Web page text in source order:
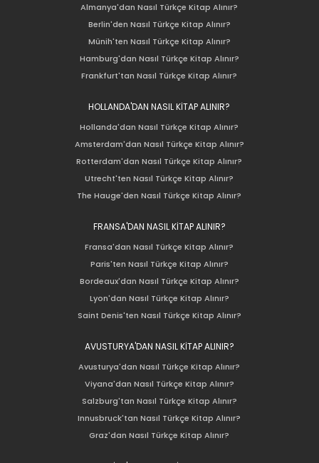
Almanya'dan Nasıl Türkçe Kitap Alınır?
Berlin'den Nasıl Türkçe Kitap Alınır?
Münih'ten Nasıl Türkçe Kitap Alınır?
Hamburg'dan Nasıl Türkçe Kitap Alınır?
Frankfurt'tan Nasıl Türkçe Kitap Alınır?
HOLLANDA'DAN NASIL KİTAP ALINIR?
Hollanda'dan Nasıl Türkçe Kitap Alınır?
Amsterdam'dan Nasıl Türkçe Kitap Alınır?
Rotterdam'dan Nasıl Türkçe Kitap Alınır?
Utrecht'ten Nasıl Türkçe Kitap Alınır?
The Hauge'den Nasıl Türkçe Kitap Alınır?
FRANSA'DAN NASIL KİTAP ALINIR?
Fransa'dan Nasıl Türkçe Kitap Alınır?
Paris'ten Nasıl Türkçe Kitap Alınır?
Bordeaux'dan Nasıl Türkçe Kitap Alınır?
Lyon'dan Nasıl Türkçe Kitap Alınır?
Saint Denis'ten Nasıl Türkçe Kitap Alınır?
AVUSTURYA'DAN NASIL KİTAP ALINIR?
Avusturya'dan Nasıl Türkçe Kitap Alınır?
Viyana'dan Nasıl Türkçe Kitap Alınır?
Salzburg'tan Nasıl Türkçe Kitap Alınır?
Innusbruck'tan Nasıl Türkçe Kitap Alınır?
Graz'dan Nasıl Türkçe Kitap Alınır?